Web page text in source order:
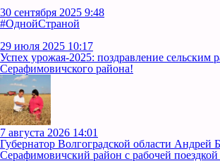
30 сентября 2025 9:48
#ОднойСтраной
29 июля 2025 10:17
Успех урожая-2025: поздравление сельским
Серафимовичского района!
7 августа 2026 14:01
Губернатор Волгоградской области Андрей
Серафимовичский район с рабочей